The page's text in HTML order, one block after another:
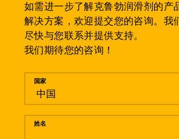
如需进一步了解克鲁勃润滑剂的产
解决方案，欢迎提交您的咨询。我
尽快与您联系并提供支持。
我们期待您的咨询！
留言
国家
姓名